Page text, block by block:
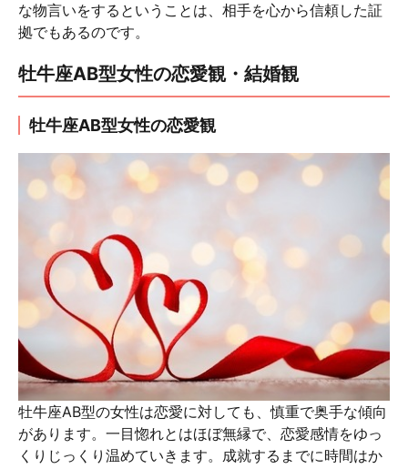
な物言いをするということは、相手を心から信頼した証
拠でもあるのです。
牡牛座AB型女性の恋愛観・結婚観
牡牛座AB型女性の恋愛観
牡牛座AB型の女性は恋愛に対しても、慎重で奥手な傾向
があります。一目惚れとはほぼ無縁で、恋愛感情をゆっ
くりじっくり温めていきます。成就するまでに時間はか